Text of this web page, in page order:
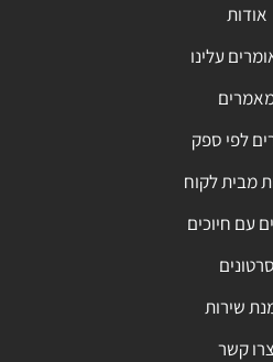
אודות
עלינו
לפי ספק
מבית לקוח
עם חיוכים
סרטונים
שירות
צרו קשר